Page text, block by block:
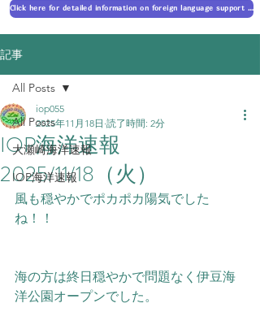
Click here for detailed information on foreign language support 外国語対応の詳細に​ついて
記事
All Posts
大瀬崎海洋速報
IOP海洋速報
All Posts
IOP海洋速報
2025/11/18（火）
iop055
2025年11月18日 読了時間: 2分
風も穏やかでポカポカ陽気でした
ね！！
海の方は終日穏やかで問題なく伊豆海
洋公園オープンでした。